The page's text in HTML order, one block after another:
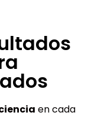
en cada